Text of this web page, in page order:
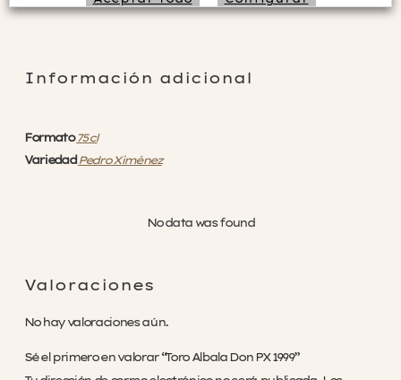
Información adicional
Formato 75 cl
Variedad Pedro Ximénez
No data was found
Valoraciones
No hay valoraciones aún.
Sé el primero en valorar “Toro Albala Don PX 1999”